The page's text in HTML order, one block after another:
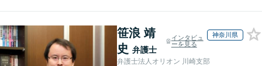
笹浪 靖
史 弁護士
インタビュ
ーを見る
神奈川県
弁護士法人オリオン 川崎支部